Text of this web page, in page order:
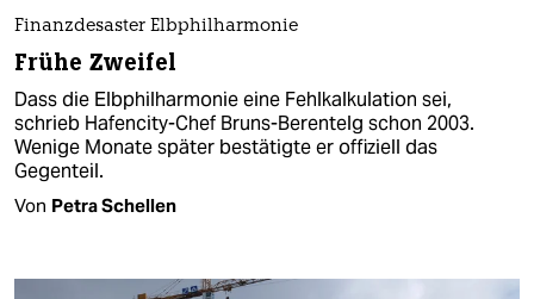
Finanzdesaster Elbphilharmonie
Frühe Zweifel
Dass die Elbphilharmonie eine Fehlkalkulation sei,
schrieb Hafencity-Chef Bruns-Berentelg schon 2003.
Wenige Monate später bestätigte er offiziell das
Gegenteil.
Von Petra Schellen